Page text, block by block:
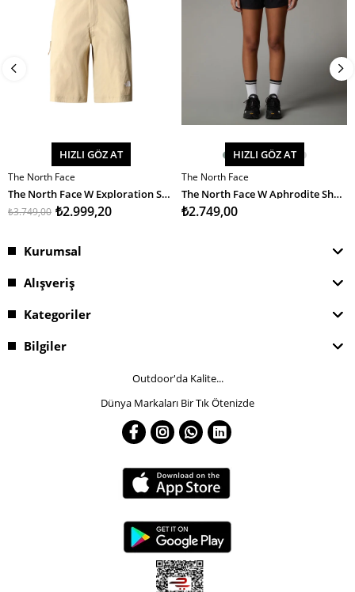
SEPETE EKLE
HIZLI GÖZ AT
The North Face
The North Face W Exploration Short - Eu Kadın Şort
₺2.999,20
₺3.749,00
SEPETE EKLE
HIZLI GÖZ AT
The North Face
The North Face W Aphrodite Short Kadın Şort
₺2.749,00
Kurumsal
Alışveriş
Kategoriler
Bilgiler
Outdoor'da Kalite...
Dünya Markaları Bir Tık Ötenizde